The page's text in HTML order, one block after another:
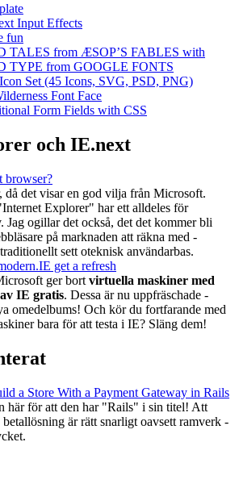
Input Effects
fun
TALES from ÆSOP’S FABLES with
TYPE from GOOGLE FONTS
Set (45 Icons, SVG, PSD, PNG)
Font Face
Form Fields with CSS
och IE.next
browser?
då det visar en god vilja från Microsoft.
Explorer" har ett alldeles för
Jag ogillar det också, det det kommer bli
på marknaden att räkna med -
sett oteknisk användarbas.
get a refresh
ger bort virtuella maskiner med
IE gratis. Dessa är nu uppfräschade -
omedelbums! Och kör du fortfarande med
bara för att testa i IE? Släng dem!
a Store With a Payment Gateway in Rails
här för att den har "Rails" i sin titel! Att
är rätt snarligt oavsett ramverk -